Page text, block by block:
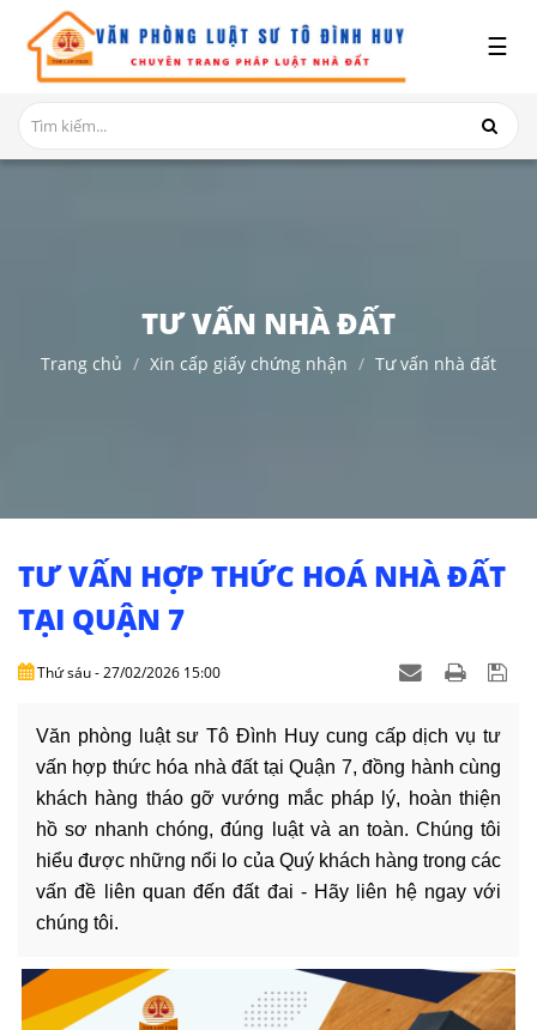
GIỚI
THIỆU
DỊCH
TỤC
ĐẤT
VĂN
-
MẪU
LIÊN
HỆ
☰
TƯ VẤN NHÀ ĐẤT
Trang chủ Xin cấp giấy chứng nhận Tư vấn nhà đất
TƯ VẤN HỢP THỨC HOÁ NHÀ ĐẤT
TẠI QUẬN 7
Thứ sáu - 27/02/2026 15:00
Văn phòng luật sư Tô Đình Huy cung cấp dịch vụ tư
vấn hợp thức hóa nhà đất tại Quận 7, đồng hành cùng
khách hàng tháo gỡ vướng mắc pháp lý, hoàn thiện
hồ sơ nhanh chóng, đúng luật và an toàn. Chúng tôi
hiểu được những nổi lo của Quý khách hàng trong các
vấn đề liên quan đến đất đai - Hãy liên hệ ngay với
chúng tôi.